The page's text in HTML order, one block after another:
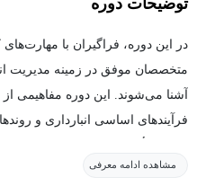
توضیحات دوره
در این دوره، فراگیران با
متخصصان موفق در زمینه مدیریت
آشنا می‌شوند. این دوره مفاهیمی
فرآیندهای اساسی انبارداری و
مشاهده ادامه معرفی